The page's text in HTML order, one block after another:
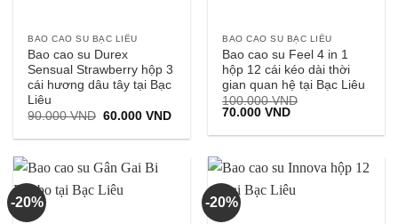
BAO CAO SU BẠC LIÊU
Bao cao su Durex
Sensual Strawberry hộp 3
cái hương dâu tây tại Bạc
Liêu
90.000VND Giá
là:
60.000VNDGiá
tại
60.000 VND.
BAO CAO SU BẠC LIÊU
Bao cao su Feel 4 in 1
hộp 12 cái kéo dài thời
gian quan hệ tại Bạc Liêu
100.000VND
Giá
là:
70.000VNDGiá
tại
-20% -20%